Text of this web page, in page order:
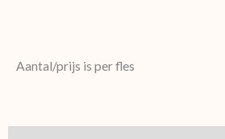
Aantal/prijs is per fles